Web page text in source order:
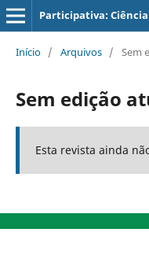
Participativa:
Início / Arquivos / Sem
Sem edição
Esta revista ainda